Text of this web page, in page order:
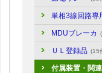
単相3線回路専
MDUブレーカ
ＵＬ登録品 (15
付属装置・関